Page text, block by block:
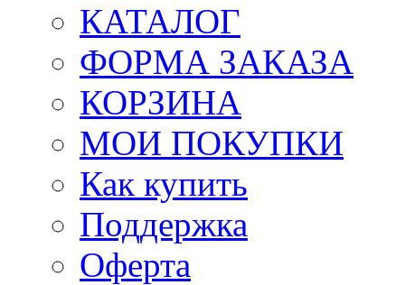
КАТАЛОГ
ФОРМА ЗАКАЗА
КОРЗИНА
МОИ ПОКУПКИ
Как купить
Поддержка
Оферта